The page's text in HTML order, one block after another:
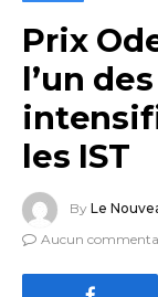
Prix
l’un
les IST
By Le
Aucun